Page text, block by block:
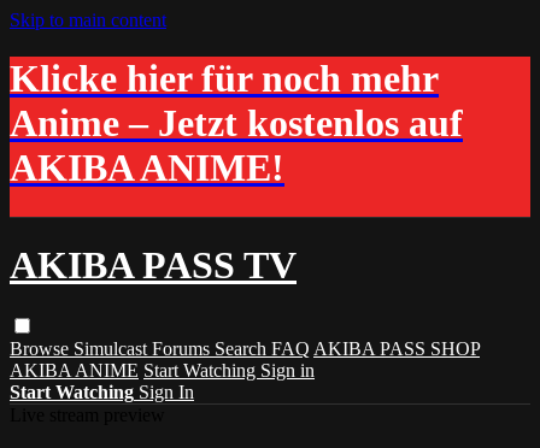
Skip to main content
Klicke hier für noch mehr
Anime – Jetzt kostenlos auf
AKIBA ANIME!
AKIBA PASS TV
Browse Simulcast Forums Search FAQ AKIBA PASS SHOP
AKIBA ANIME Start Watching Sign in
Start Watching Sign In